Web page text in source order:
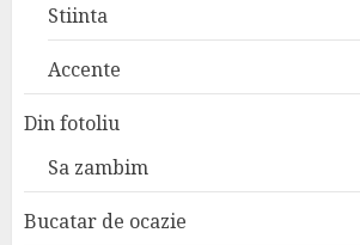
Stiinta
Accente
Din fotoliu
Sa zambim
Bucatar de ocazie